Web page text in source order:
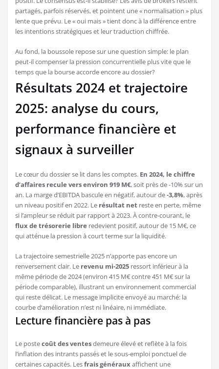
partagés, parfois réservés, et pointent une « normalisation » plus
lente que prévu. Le « oui mais » tient donc à la différence entre
les intentions stratégiques et leur traduction chiffrée.
Au fond, la boussole repose sur une question simple: le plan
peut-il compenser la pression concurrentielle plus vite que le
temps que la bourse accorde encore au dossier?
Résultats 2024 et trajectoire
2025: analyse du cours,
performance financière et
signaux à surveiller
Le cœur du dossier se lit dans les comptes. En 2024, le chiffre
d’affaires recule vers environ 919 M€, soit près de -10% sur un
an. La marge d’EBITDA bascule en négatif, autour de-3,8%, après
un niveau positif en 2022. Le résultat net reste en perte, même
si l’ampleur se réduit par rapport à 2023. À contre-courant, le
flux de trésorerie libre redevient positif, autour de 15 M€, ce
qui atténue la pression à court terme sur la liquidité.
La trajectoire semestrielle 2025 n’apporte pas encore un
renversement clair. Le revenu mi-2025 ressort inférieur à la
même période de 2024 (environ 415 M€ contre 451 M€ sur la
période comparable), illustrant un environnement commercial
qui reste délicat. Le message implicite envoyé au marché: la
courbe d’amélioration n’est ni linéaire, ni immédiate.
Lecture financière pas à pas
Le postecoût des ventesdemeure élevé et reflète à la fois
l’inflation des intrants passés et le sous-emploi ponctuel de
certaines capacités. Lesfrais généraux affichent une